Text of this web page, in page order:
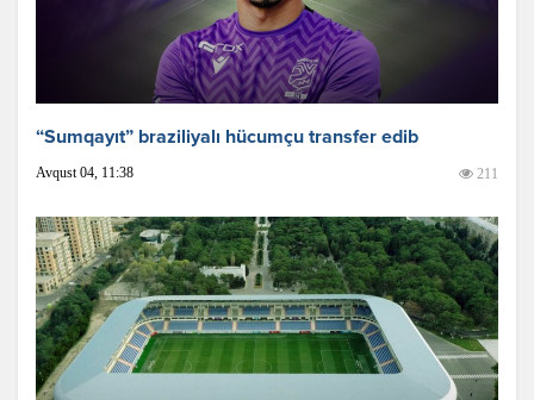
“Sumqayıt” braziliyalı hücumçu transfer edib
Avqust 04, 11:38 211